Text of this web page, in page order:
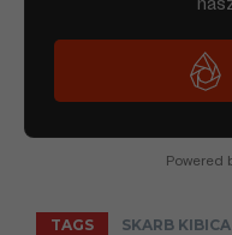
TAGS SKARB KIBICA